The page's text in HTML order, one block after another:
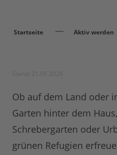
Startseite Aktiv werden
Ob auf dem Land oder
Garten hinter dem
Schrebergarten oder
grünen Refugien